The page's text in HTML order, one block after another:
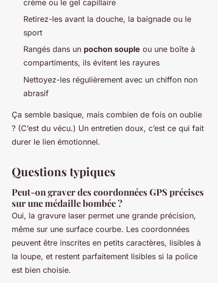
crème ou le gel capillaire
Retirez-les avant la douche, la baignade ou le
sport
Rangés dans un pochon souple ou une boîte à
compartiments, ils évitent les rayures
Nettoyez-les régulièrement avec un chiffon non
abrasif
Ça semble basique, mais combien de fois on oublie
? (C’est du vécu.) Un entretien doux, c’est ce qui fait
durer le lien émotionnel.
Questions typiques
Peut-on graver des coordonnées GPS précises
sur une médaille bombée ?
Oui, la gravure laser permet une grande précision,
même sur une surface courbe. Les coordonnées
peuvent être inscrites en petits caractères, lisibles à
la loupe, et restent parfaitement lisibles si la police
est bien choisie.